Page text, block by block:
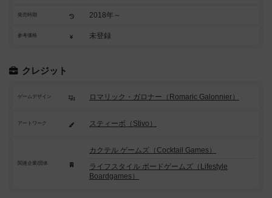
発売時期 2018年～
参考価格 未登録
クレジット
ゲームデザイン ロマリック・ガロナー（Romaric Galonnier）
アートワーク スティーボ（Stivo）
関連企業/団体
カクテル ゲームズ（Cocktail Games）
ライフスタイル ボードゲームズ（Lifestyle
Boardgames）